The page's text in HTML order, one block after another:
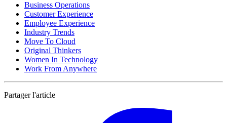
Business Operations
Customer Experience
Employee Experience
Industry Trends
Move To Cloud
Original Thinkers
Women In Technology
Work From Anywhere
Partager l'article